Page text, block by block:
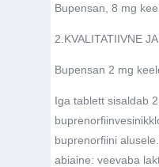
Bupensan, 8 mg
2. KVALITATIIVNE
Bupensan 2 mg
Iga tablett sisaldab
buprenorfiini alusele.
abiaine: veevaba